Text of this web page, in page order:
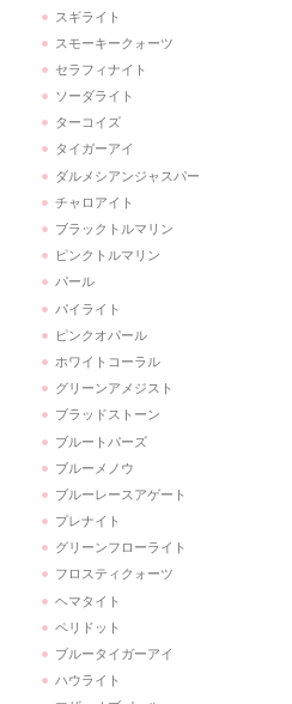
スギライト
スモーキークォーツ
セラフィナイト
ソーダライト
ターコイズ
タイガーアイ
ダルメシアンジャスパー
チャロアイト
ブラックトルマリン
ピンクトルマリン
パール
パイライト
ピンクオパール
ホワイトコーラル
グリーンアメジスト
ブラッドストーン
ブルートパーズ
ブルーメノウ
ブルーレースアゲート
プレナイト
グリーンフローライト
フロスティクォーツ
ヘマタイト
ペリドット
ブルータイガーアイ
ハウライト